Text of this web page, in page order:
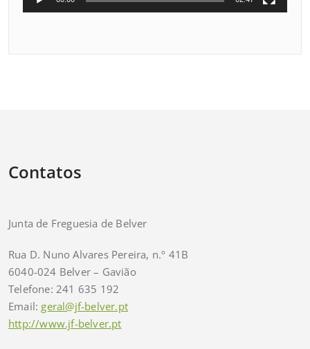
Contatos
Junta de Freguesia de Belver
Rua D. Nuno Alvares Pereira, n.º 41B
6040-024 Belver – Gavião
Telefone: 241 635 192
Email: geral@jf-belver.pt
http://www.jf-belver.pt